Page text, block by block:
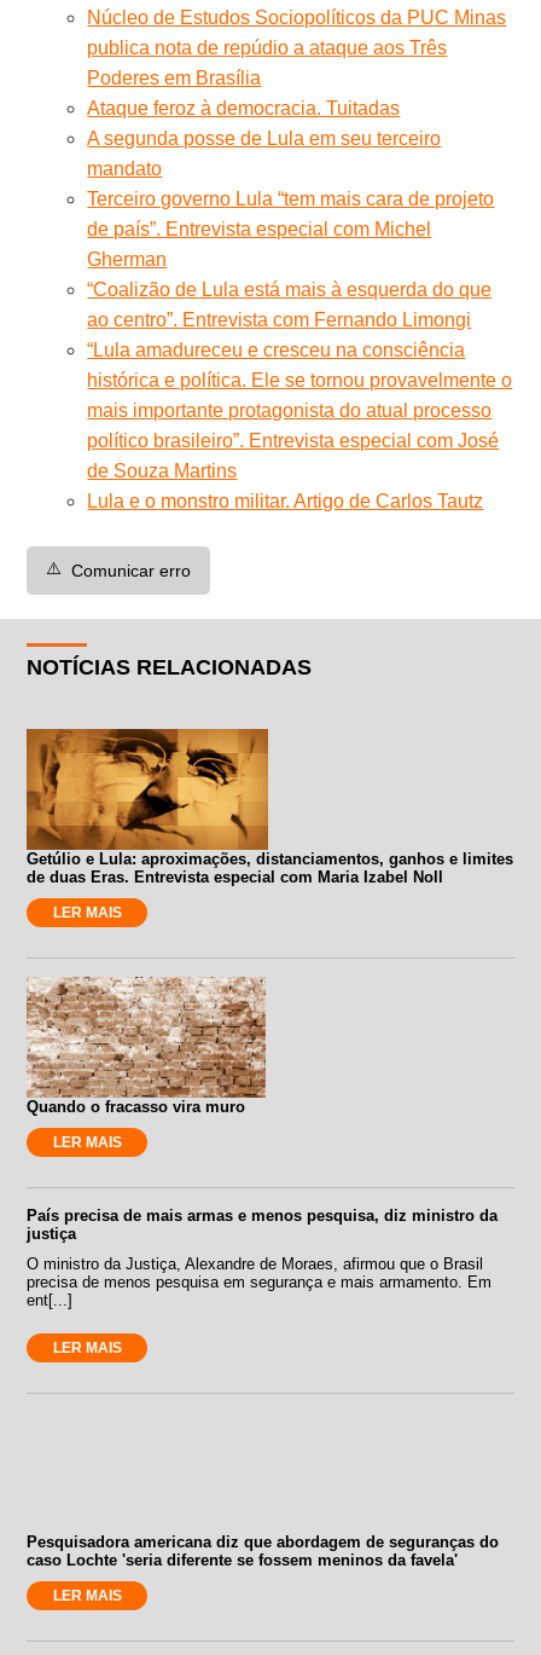
Núcleo de Estudos Sociopolíticos da PUC Minas
publica nota de repúdio a ataque aos Três
Poderes em Brasília
Ataque feroz à democracia. Tuitadas
A segunda posse de Lula em seu terceiro
mandato
Terceiro governo Lula “tem mais cara de projeto
de país”. Entrevista especial com Michel
Gherman
“Coalizão de Lula está mais à esquerda do que
ao centro”. Entrevista com Fernando Limongi
“Lula amadureceu e cresceu na consciência
histórica e política. Ele se tornou provavelmente o
mais importante protagonista do atual processo
político brasileiro”. Entrevista especial com José
de Souza Martins
Lula e o monstro militar. Artigo de Carlos Tautz
⚠️ Comunicar erro
NOTÍCIAS RELACIONADAS
Getúlio e Lula: aproximações, distanciamentos, ganhos e limites
de duas Eras. Entrevista especial com Maria Izabel Noll
LER MAIS
Quando o fracasso vira muro
LER MAIS
País precisa de mais armas e menos pesquisa, diz ministro da
justiça
O ministro da Justiça, Alexandre de Moraes, afirmou que o Brasil
precisa de menos pesquisa em segurança e mais armamento. Em
ent[...]
LER MAIS
Pesquisadora americana diz que abordagem de seguranças do
caso Lochte 'seria diferente se fossem meninos da favela'
LER MAIS